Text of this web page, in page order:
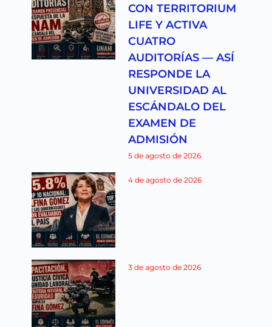
CON TERRITORIUM
LIFE Y ACTIVA
CUATRO
AUDITORÍAS — ASÍ
RESPONDE LA
UNIVERSIDAD AL
ESCÁNDALO DEL
EXAMEN DE
ADMISIÓN
5 de agosto de 2026
4 de agosto de 2026
3 de agosto de 2026